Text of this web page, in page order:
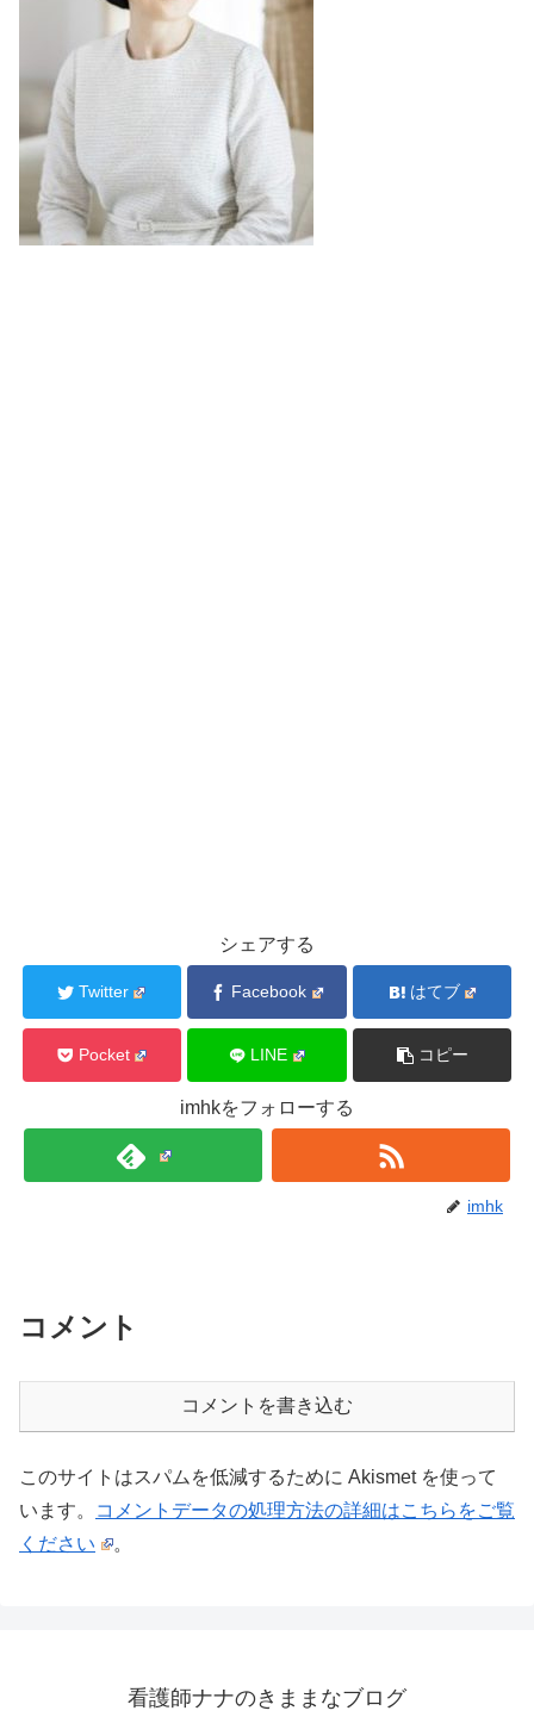
シェアする
Twitter Facebook はてブ
Pocket LINE コピー
imhkをフォローする
imhk
コメント
コメントを書き込む
このサイトはスパムを低減するために Akismet を使って
います。
コメントデータの処理方法の詳細はこちらをご覧
ください
。
看護師ナナのきままなブログ